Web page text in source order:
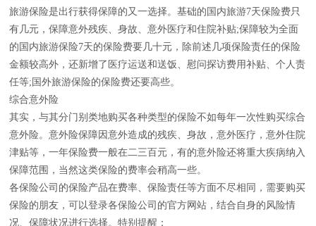
旅游保险是出行获得保障的又一选择。基础的国内旅游7天保险费只
有几元，保障意外残疾、身故、意外医疗和住院补贴;保障较为全面
的国内旅游保险7天的保险费要几十元，除前述几项保险责任的保险
金额较高外，还新增了医疗运送和送饭、慰问探访费用补贴、个人责
任等;国外旅游保险的保险费还要高些。
综合意外险
其实，与其分门别类地购买各种类型的保险不如每年一次性购买综合
意外险。意外险保障因意外造成的残疾、身故，意外医疗，意外住院
津贴等，一年保险费一般在二三百元，有的意外险还将重大疾病纳入
保障范围，当然这类保险的费率会稍高一些。
各保险公司的保险产品在费率、保险责任等方面不尽相同，需要购买
保险的朋友，可以登录各保险公司的官方网站，结合自身的风险情
况、保障状况进行选择。特别提醒：